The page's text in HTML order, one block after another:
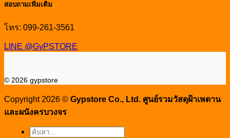
สอบถามเพิ่มเติม
โทร: 099-261-3561
LINE @GyPSTORE
© 2026 gypstore
Copyright 2026 © Gypstore Co., Ltd. ศูนย์รวมวัสดุฝ้าเพดาน
และผนังครบวงจร
ค้นหา: